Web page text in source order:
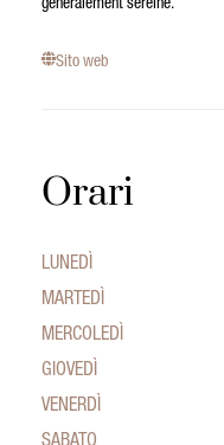
généralement sereine.
Sito web
Orari
LUNEDÌ
MARTEDÌ
MERCOLEDÌ
GIOVEDÌ
VENERDÌ